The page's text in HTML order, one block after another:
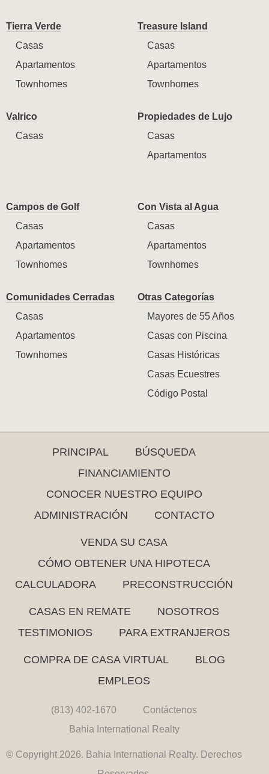
Tierra Verde
Casas
Apartamentos
Townhomes
Treasure Island
Casas
Apartamentos
Townhomes
Valrico
Casas
Propiedades de Lujo
Casas
Apartamentos
Campos de Golf
Casas
Apartamentos
Townhomes
Con Vista al Agua
Casas
Apartamentos
Townhomes
Comunidades Cerradas
Casas
Apartamentos
Townhomes
Otras Categorías
Mayores de 55 Años
Casas con Piscina
Casas Históricas
Casas Ecuestres
Código Postal
PRINCIPAL
BÚSQUEDA
FINANCIAMIENTO
CONOCER NUESTRO EQUIPO
ADMINISTRACIÓN
CONTACTO
VENDA SU CASA
CÓMO OBTENER UNA HIPOTECA
CALCULADORA
PRECONSTRUCCIÓN
CASAS EN REMATE
NOSOTROS
TESTIMONIOS
PARA EXTRANJEROS
COMPRA DE CASA VIRTUAL
BLOG
EMPLEOS
(813) 402-1670
Contáctenos
Bahia International Realty
© Copyright 2026. Bahia International Realty. Derechos